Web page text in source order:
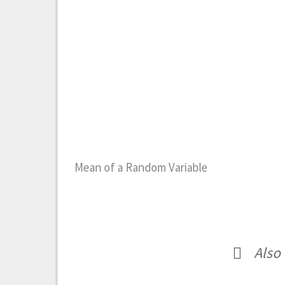
Mean of a Random Variable